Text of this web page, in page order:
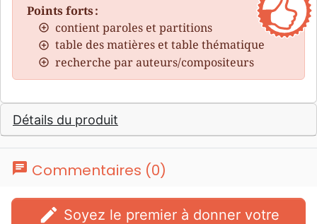
Points forts :
contient paroles et partitions
table des matières et table thématique
recherche par auteurs/compositeurs
Détails du produit
chat Commentaires (0)
edit